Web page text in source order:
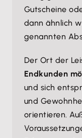
Gutscheine
dann ähnlich
genannten
Der Ort der
Endkunden
und sich
und
orientieren.